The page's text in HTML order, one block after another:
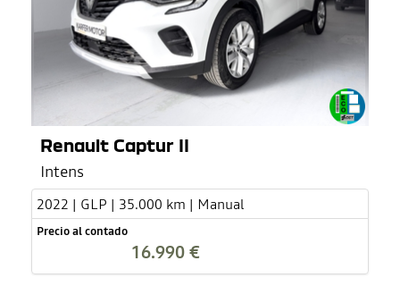
Renault Captur II
Intens
2022 | GLP | 35.000 km | Manual
Precio al contado
16.990 €